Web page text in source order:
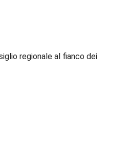
regionale al fianco dei